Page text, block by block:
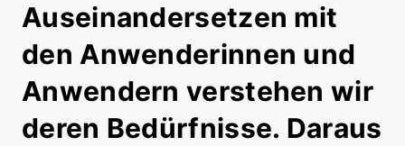
Auseinandersetzen mit
den Anwenderinnen und
Anwendern verstehen wir
deren Bedürfnisse. Daraus